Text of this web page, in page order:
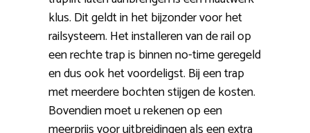
klus. Dit geldt in het bijzonder voor het
railsysteem. Het installeren van de rail op
een rechte trap is binnen no-time geregeld
en dus ook het voordeligst. Bij een trap
met meerdere bochten stijgen de kosten.
Bovendien moet u rekenen op een